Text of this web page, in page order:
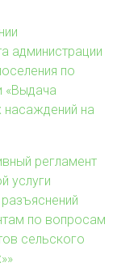
администрации
по
«Выдача
насаждений на
регламент
услуги
по вопросам
сельского